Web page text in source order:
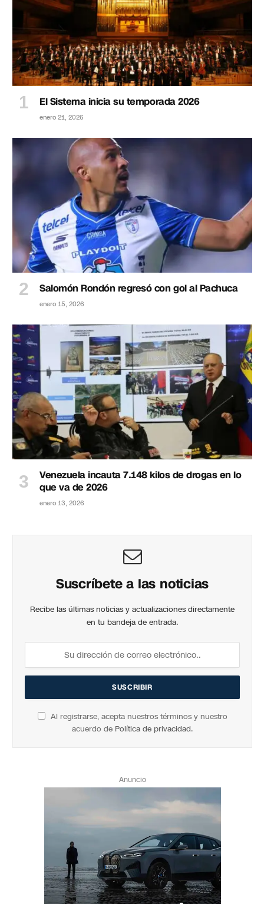
El Sistema inicia su temporada 2026
enero 21, 2026
Salomón Rondón regresó con gol al Pachuca
enero 15, 2026
Venezuela incauta 7.148 kilos de drogas en lo
que va de 2026
enero 13, 2026
Suscríbete a las noticias
Recibe las últimas noticias y actualizaciones directamente
en tu bandeja de entrada.
Al registrarse, acepta nuestros términos y nuestro
acuerdo de Política de privacidad.
Anuncio